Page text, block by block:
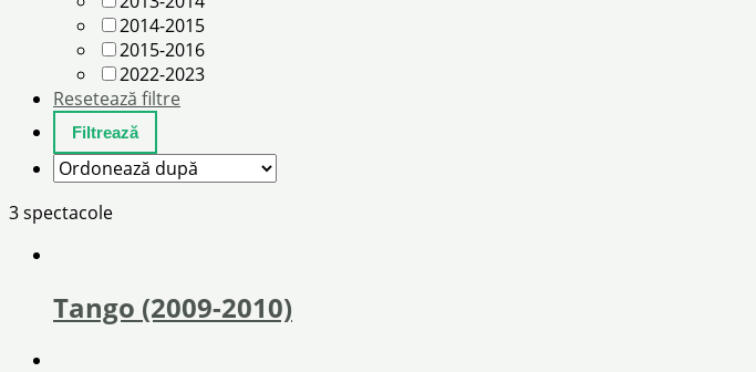
2014-2015
2015-2016
2022-2023
Resetează filtre
3 spectacole
Tango (2009-2010)